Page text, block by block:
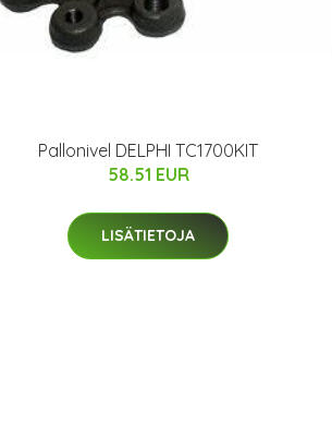
Pallonivel DELPHI TC1700KIT
58.51 EUR
LISÄTIETOJA